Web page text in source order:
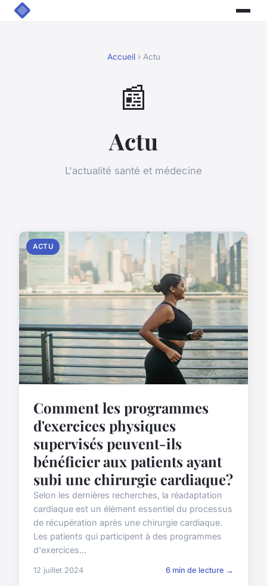
Accueil› Actu
📰
Actu
L'actualité santé et médecine
ACTU
Comment les programmes
d'exercices physiques
supervisés peuvent-ils
bénéficier aux patients ayant
subi une chirurgie cardiaque?
Selon les dernières recherches, la réadaptation
cardiaque est un élément essentiel du processus
de récupération après une chirurgie cardiaque.
Les patients qui participent à des programmes
d'exercices...
12 juillet 2024 6 min de lecture →